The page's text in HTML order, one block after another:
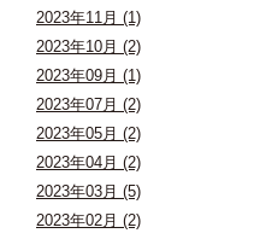
2023年11月 (1)
2023年10月 (2)
2023年09月 (1)
2023年07月 (2)
2023年05月 (2)
2023年04月 (2)
2023年03月 (5)
2023年02月 (2)